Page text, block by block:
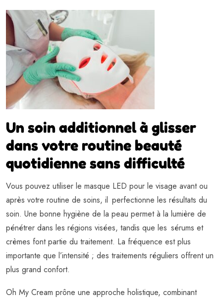
Un soin additionnel à glisser
dans votre routine beauté
quotidienne sans difficulté
Vous pouvez utiliser le masque LED pour le visage avant ou
après votre routine de soins, il perfectionne les résultats du
soin. Une bonne hygiène de la peau permet à la lumière de
pénétrer dans les régions visées, tandis que les sérums et
crèmes font partie du traitement. La fréquence est plus
importante que l’intensité ; des traitements réguliers offrent un
plus grand confort.
Oh My Cream prône une approche holistique, combinant